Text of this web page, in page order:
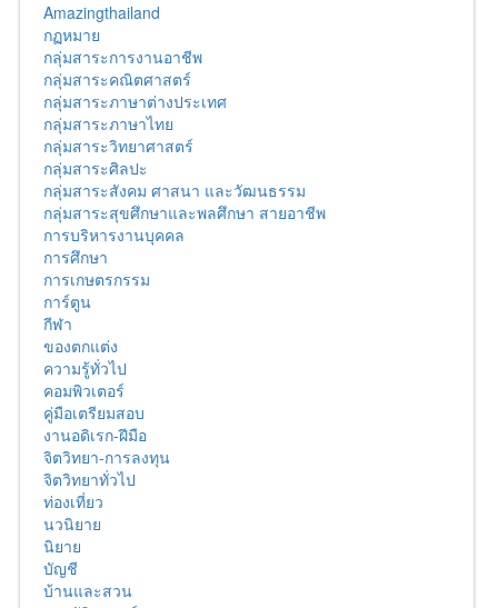
Amazingthailand
กฏหมาย
กลุ่มสาระการงานอาชีพ
กลุ่มสาระคณิตศาสตร์
กลุ่มสาระภาษาต่างประเทศ
กลุ่มสาระภาษาไทย
กลุ่มสาระวิทยาศาสตร์
กลุ่มสาระศิลปะ
กลุ่มสาระสังคม ศาสนา และวัฒนธรรม
กลุ่มสาระสุขศึกษาและพลศึกษา สายอาชีพ
การบริหารงานบุคคล
การศึกษา
การเกษตรกรรม
การ์ตูน
กีฬา
ของตกแต่ง
ความรู้ทั่วไป
คอมพิวเตอร์
คู่มือเตรียมสอบ
งานอดิเรก-ฝีมือ
จิตวิทยา-การลงทุน
จิตวิทยาทั่วไป
ท่องเที่ยว
นวนิยาย
นิยาย
บัญชี
บ้านและสวน